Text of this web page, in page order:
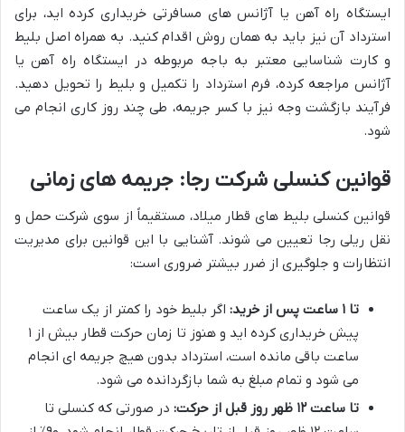
ایستگاه راه آهن یا آژانس های مسافرتی خریداری کرده اید، برای
استرداد آن نیز باید به همان روش اقدام کنید. به همراه اصل بلیط
و کارت شناسایی معتبر به باجه مربوطه در ایستگاه راه آهن یا
آژانس مراجعه کرده، فرم استرداد را تکمیل و بلیط را تحویل دهید.
فرآیند بازگشت وجه نیز با کسر جریمه، طی چند روز کاری انجام می
شود.
قوانین کنسلی شرکت رجا: جریمه های زمانی
قوانین کنسلی بلیط های قطار میلاد، مستقیماً از سوی شرکت حمل و
نقل ریلی رجا تعیین می شوند. آشنایی با این قوانین برای مدیریت
انتظارات و جلوگیری از ضرر بیشتر ضروری است:
تا ۱ ساعت پس از خرید:
اگر بلیط خود را کمتر از یک ساعت
پیش خریداری کرده اید و هنوز تا زمان حرکت قطار بیش از ۱
ساعت باقی مانده است، استرداد بدون هیچ جریمه ای انجام
می شود و تمام مبلغ به شما بازگردانده می شود.
تا ساعت ۱۲ ظهر روز قبل از حرکت:
در صورتی که کنسلی تا